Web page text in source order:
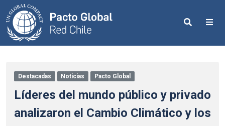
Search
Destacadas Noticias Pacto Global
Líderes del mundo público y privado
analizaron el Cambio Climático y los